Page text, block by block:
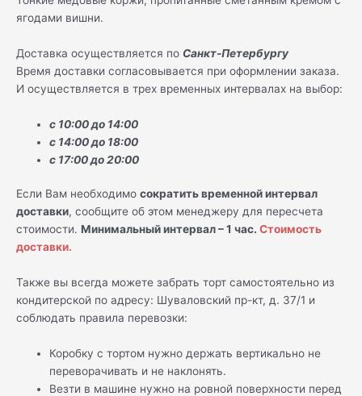
ягодами вишни.
Доставка осуществляется по Санкт-Петербургу
Время доставки согласовывается при оформлении заказа.
И осуществляется в трех временных интервалах на выбор:
с 10:00 до 14:00
с 14:00 до 18:00
с 17:00 до 20:00
Если Вам необходимо сократить временной интервал
доставки, сообщите об этом менеджеру для пересчета
стоимости. Минимальный интервал – 1 час. Стоимость
доставки.
Также вы всегда можете забрать торт самостоятельно из
кондитерской по адресу: Шуваловский пр-кт, д. 37/1 и
соблюдать правила перевозки:
Коробку с тортом нужно держать вертикально не
переворачивать и не наклонять.
Везти в машине нужно на ровной поверхности перед